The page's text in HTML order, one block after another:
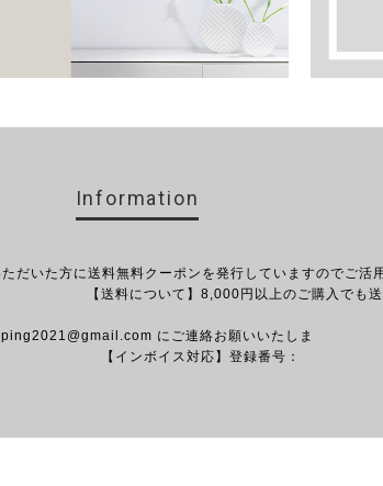
Information
だいた方に送料無料クーポンを発行していますのでご活
以上のご購入でも送料無料
ショ
にご連絡お願いいたしま
応】登録番号：